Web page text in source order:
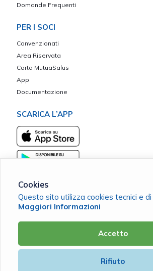
Domande Frequenti
PER I SOCI
Convenzionati
Area Riservata
Carta MutuaSalus
App
Documentazione
SCARICA L’APP
C.F. 93044550650 |Cookie Policy|Privacy
Powered by
Cookies
Questo sito utilizza cookies tecnici e
Maggiori Informazioni
Accetto
Rifiuto